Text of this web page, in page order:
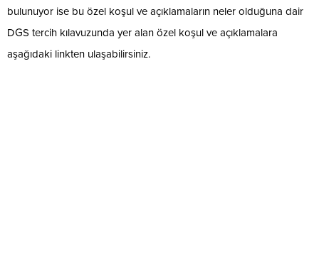
bulunuyor ise bu özel koşul ve açıklamaların neler olduğuna dair
DGS tercih kılavuzunda yer alan özel koşul ve açıklamalara
aşağıdaki linkten ulaşabilirsiniz.